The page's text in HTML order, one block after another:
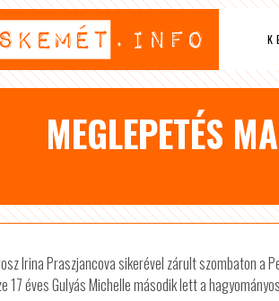
MEGLEPETÉS
Irina Praszjancova sikerével zárult szombaton a
17 éves Gulyás Michelle második lett a